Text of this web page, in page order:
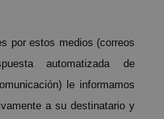
por estos medios (correos
automatizada de
le informamos
a su destinatario y